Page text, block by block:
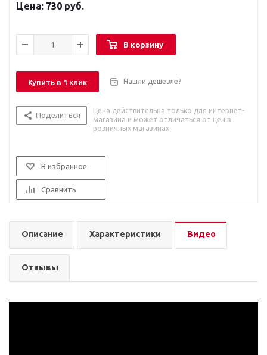
730 руб.
В корзину
Купить в 1 клик Нашли дешевле?
Поделиться
Цена действительна только для интернет-
магазина и может отличаться от цен в
розничных магазинах
В избранное
Сравнить
Описание Характеристики Видео
Отзывы